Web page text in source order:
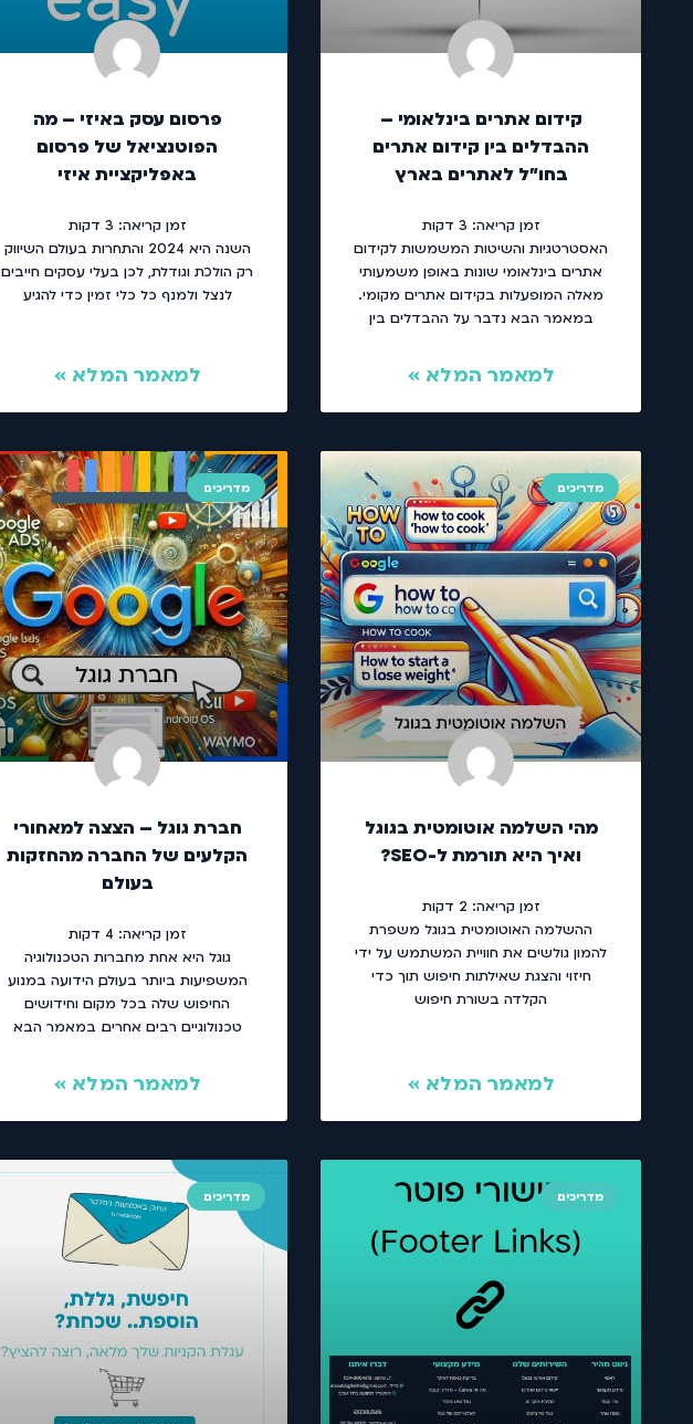
קידום אתרים בינלאומי –
ההבדלים בין קידום אתרים
בחו"ל לאתרים בארץ
זמן קריאה: 3 דקות
האסטרטגיות והשיטות המשמשות לקידום
אתרים בינלאומי שונות באופן משמעותי
מאלה המופעלות בקידום אתרים מקומי.
במאמר הבא נדבר על ההבדלים בין
למאמר המלא »
פרסום עסק באיזי – מה
הפוטנציאל של פרסום
באפליקציית איזי
זמן קריאה: 3 דקות
השנה היא 2024 והתחרות בעולם השיווק
רק הולכת וגודלת, לכן בעלי עסקים חייבים
לנצל ולמנף כל כלי זמין כדי להגיע
למאמר המלא »
מדריכים
מהי השלמה אוטומטית בגוגל
ואיך היא תורמת ל-SEO?
זמן קריאה: 2 דקות
ההשלמה האוטומטית בגוגל משפרת
להמון גולשים את חוויית המשתמש על ידי
חיזוי והצגת שאילתות חיפוש תוך כדי
הקלדה בשורת חיפוש
למאמר המלא »
מדריכים
חברת גוגל – הצצה למאחורי
הקלעים של החברה מהחזקות
בעולם
זמן קריאה: 4 דקות
גוגל היא אחת מחברות הטכנולוגיה
המשפיעות ביותר בעולם, הידועה במנוע
החיפוש שלה בכל מקום וחידושים
טכנולוגיים רבים אחרים. במאמר הבא
למאמר המלא »
מדריכים מדריכים